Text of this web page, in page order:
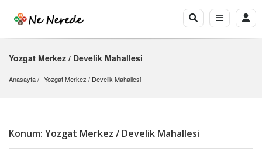
Yozgat Merkez / Develik Mahallesi
Anasayfa Yozgat Merkez / Develik Mahallesi
Konum: Yozgat Merkez / Develik Mahallesi